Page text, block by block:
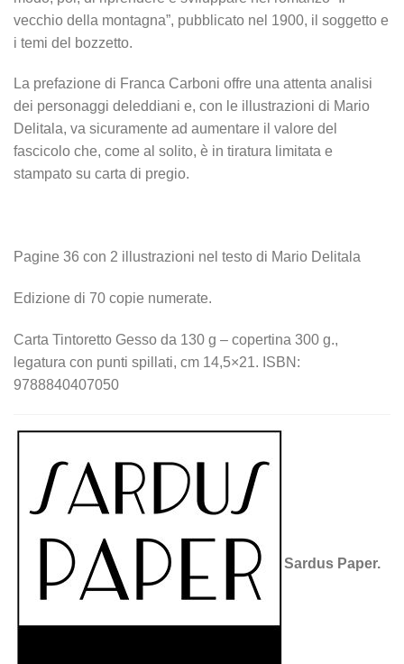
vecchio della montagna”, pubblicato nel 1900, il soggetto e
i temi del bozzetto.
La prefazione di Franca Carboni offre una attenta analisi
dei personaggi deleddiani e, con le illustrazioni di Mario
Delitala, va sicuramente ad aumentare il valore del
fascicolo che, come al solito, è in tiratura limitata e
stampato su carta di pregio.
Pagine 36 con 2 illustrazioni nel testo di Mario Delitala
Edizione di 70 copie numerate.
Carta Tintoretto Gesso da 130 g – copertina 300 g.,
legatura con punti spillati, cm 14,5×21. ISBN:
9788840407050
Sardus Paper.